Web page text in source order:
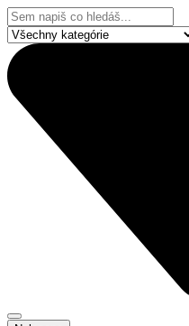
Přejít
k
obsahu
Search
...